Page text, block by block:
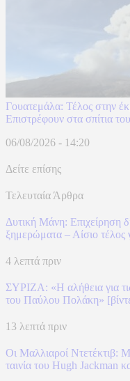
Γουατεμάλα: Τέλος στην
Επιστρέφουν στα σπίτια
06/08/2026 - 14:20
Δείτε επίσης
Τελευταία Άρθρα
Δυτική Μάνη: Επιχείρηση
ξημερώματα – Αίσιο τέλος
4 λεπτά πριν
ΣΥΡΙΖΑ: «Η αλήθεια για
του Παύλου Πολάκη»
13 λεπτά πριν
Οι Μαλλιαροί Ντετέκτιβ:
ταινία του Hugh Jackman